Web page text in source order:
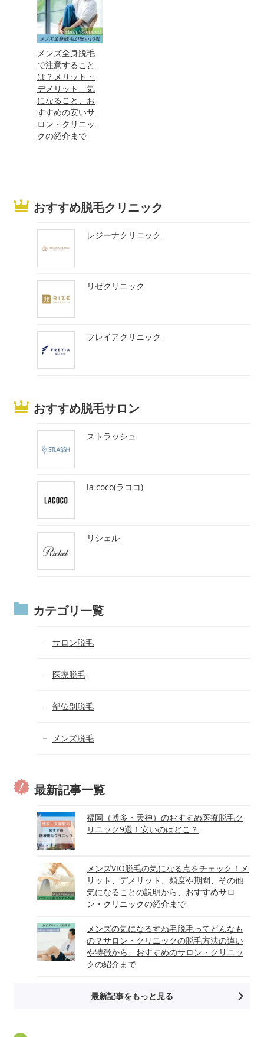
メンズ全身脱毛
で注意すること
は？メリット・
デメリット、気
になること、お
すすめの安いサ
ロン・クリニッ
クの紹介まで
おすすめ脱毛クリニック
レジーナクリニック
リゼクリニック
フレイアクリニック
おすすめ脱毛サロン
ストラッシュ
la coco(ラココ)
リシェル
カテゴリ一覧
サロン脱毛
医療脱毛
部位別脱毛
メンズ脱毛
最新記事一覧
福岡（博多・天神）のおすすめ医療脱毛ク
リニック9選！安いのはどこ？
メンズVIO脱毛の気になる点をチェック！メ
リット、デメリット、頻度や期間、その他
気になることの説明から、おすすめサロ
ン・クリニックの紹介まで
メンズの気になるすね毛脱毛ってどんなも
の？サロン・クリニックの脱毛方法の違い
や特徴から、おすすめのサロン・クリニッ
クの紹介まで
最新記事をもっと見る